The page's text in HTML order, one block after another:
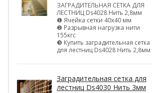
ЗАГРАДИТЕЛЬНАЯ СЕТКА ДЛЯ
ЛЕСТНИЦ Ds4028 Нить 2,8мм
❶ Ячейка сетки 40х40 мм
❷ Разрывная нагрузка нити
155кгс
❸ Купить заградительная сетка
для лестниц Ds4028 Нить 2,8мм
Заградительная сетка для
лестниц Ds4030 Нить 3мм